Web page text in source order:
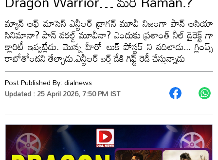
మ్యాన్ ఆఫ్ మాసెస్ ఎన్టీఆర్ డ్రాగన్ మూవీ నిజంగా పాన్ ఆసియా
సినిమానా? పాన్ వరల్డ్ మూవీనా? ఎందుకు ప్రశాంత్ నీల్ డైరెక్ట్ గా
క్లారిటీ ఇవ్వట్లేదు. మొన్న హీరో లుక్ పోస్టర్ ని వదిలాడు... గ్లింప్స్
రాబోతోందని తేల్చాడు.ఎన్టీఆర్ బర్త్ డేకి గిఫ్ట్ రెడీ చేస్తున్నాడు
Post Published By:dialnews
Updated : 25 April 2026, 7:50 PM IST